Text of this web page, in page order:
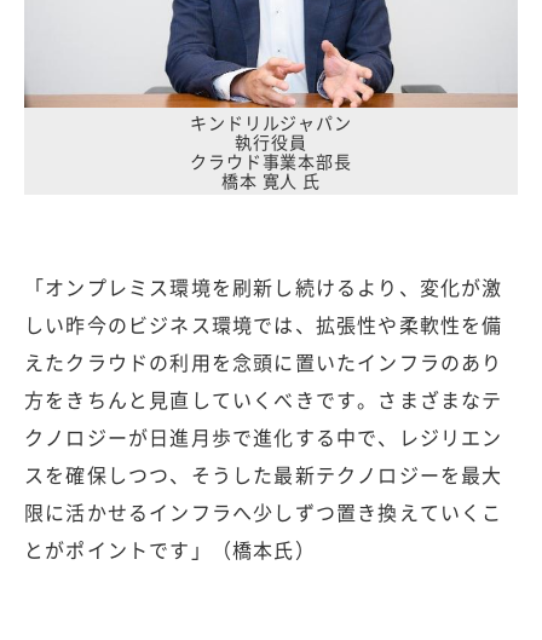
キンドリルジャパン
執行役員
クラウド事業本部長
橋本 寛人 氏
「オンプレミス環境を刷新し続けるより、変化が激
しい昨今のビジネス環境では、拡張性や柔軟性を備
えたクラウドの利用を念頭に置いたインフラのあり
方をきちんと見直していくべきです。さまざまなテ
クノロジーが日進月歩で進化する中で、レジリエン
スを確保しつつ、そうした最新テクノロジーを最大
限に活かせるインフラへ少しずつ置き換えていくこ
とがポイントです」（橋本氏）